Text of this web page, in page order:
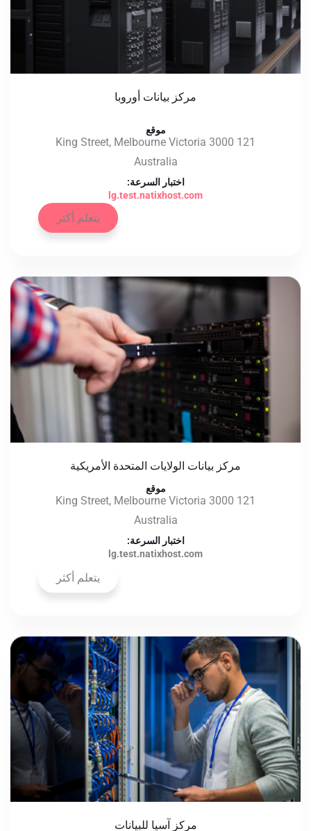
مركز بيانات أوروبا
موقع
121 King Street, Melbourne Victoria 3000
Australia
اختبار السرعة:
lg.test.natixhost.com
يتعلم أكثر
مركز بيانات الولايات المتحدة الأمريكية
موقع
121 King Street, Melbourne Victoria 3000
Australia
اختبار السرعة:
lg.test.natixhost.com
يتعلم أكثر
مركز آسيا للبيانات